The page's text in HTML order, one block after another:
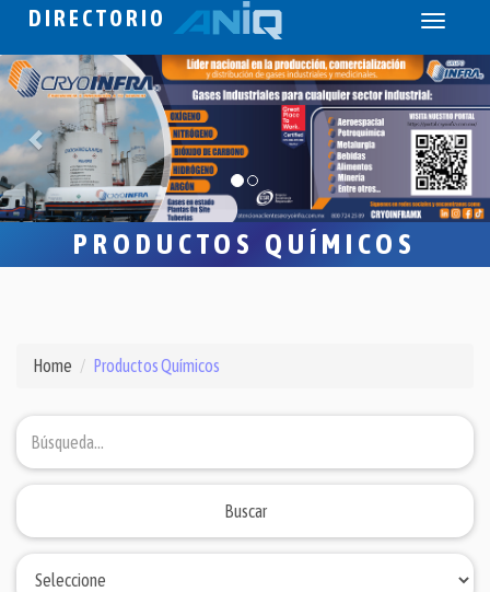
DIRECTORIO
Toggle
PRODUCTOS QUÍMICOS
Home Productos Químicos